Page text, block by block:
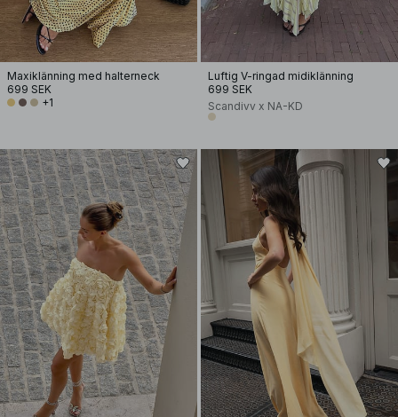
Maxiklänning med halterneck
699 SEK
+1
Luftig V-ringad midiklänning
699 SEK
Scandivv x NA-KD